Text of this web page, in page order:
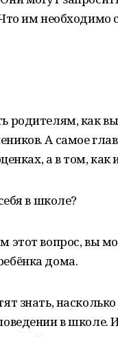
им
родителям, как
А самое
а в том, как
в школе?
этот вопрос, вы
дома.
знать,
в школе.